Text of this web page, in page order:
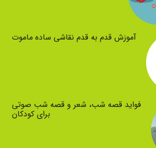
آموزش قدم به قدم نقاشی ساده ماموت
فواید قصه شب، شعر و قصه شب صوتی
برای کودکان